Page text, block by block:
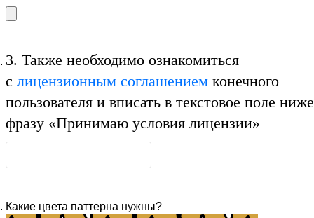
3. Также необходимо ознакомиться
с лицензионным соглашением конечного
пользователя и вписать в текстовое поле ниже
фразу «Принимаю условия лицензии»
Какие цвета паттерна нужны?